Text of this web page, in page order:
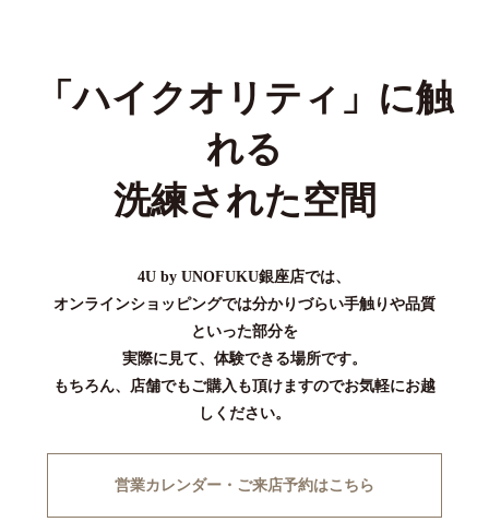
「ハイクオリティ」に触
れる
洗練された空間
4U by UNOFUKU銀座店では、
オンラインショッピングでは分かりづらい手触りや品質
といった部分を
実際に見て、体験できる場所です。
もちろん、店舗でもご購入も頂けますのでお気軽にお越
しください。
営業カレンダー・ご来店予約はこちら